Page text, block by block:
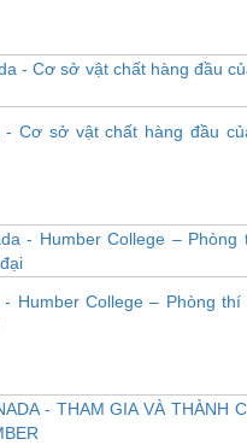
- Cơ sở vật chất hàng đầu
Humber College – Phòng thí